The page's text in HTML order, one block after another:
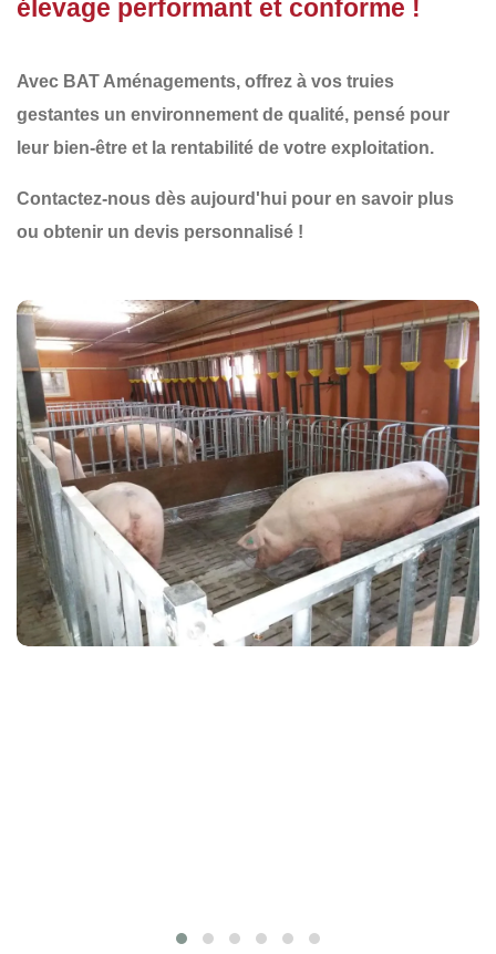
élevage performant et conforme !
Avec BAT Aménagements, offrez à vos truies
gestantes un environnement de qualité, pensé pour
leur bien-être et la rentabilité de votre exploitation.
Contactez-nous dès aujourd'hui pour en savoir plus
ou obtenir un devis personnalisé !